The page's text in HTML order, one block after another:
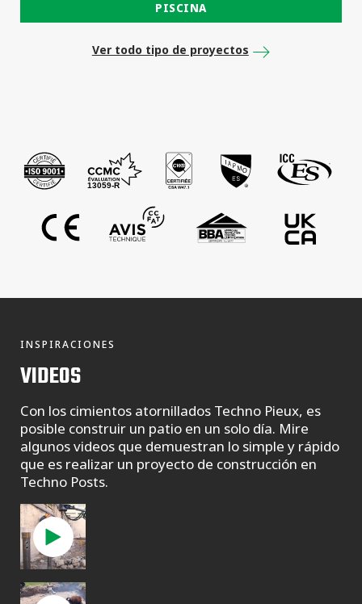
PISCINA
Ver todo tipo de proyectos
INSPIRACIONES
VIDEOS
Con los cimientos atornillados Techno Pieux, es
posible construir un patio en un solo día. Mire
algunos videos que demuestran lo simple y rápido
que es realizar un proyecto de construcción en
Techno Posts.